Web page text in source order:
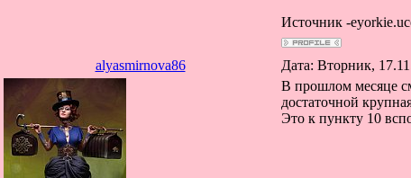
Источник -
alyasmirnova86 Дата: Вторник,
В прошлом месяце
достаточной
Это к пункту 10